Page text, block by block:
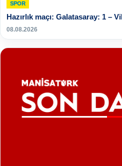
SPOR
Hazırlık maçı: Galatasaray: 1 –
08.08.2026